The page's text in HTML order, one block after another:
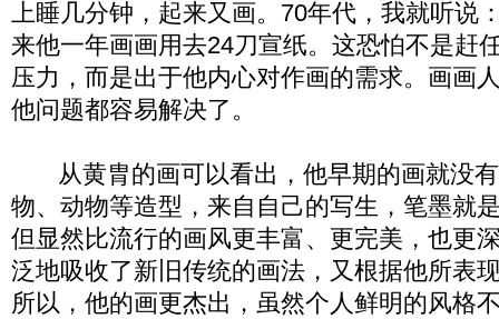
上睡几分钟，起来又画。70年代，我就听说
来他一年画画用去24刀宣纸。这恐怕不是赶
压力，而是出于他内心对作画的需求。画画
他问题都容易解决了。
从黄胄的画可以看出，他早期的画就没有
物、动物等造型，来自自己的写生，笔墨就
但显然比流行的画风更丰富、更完美，也更
泛地吸收了新旧传统的画法，又根据他所表
所以，他的画更杰出，虽然个人鲜明的风格